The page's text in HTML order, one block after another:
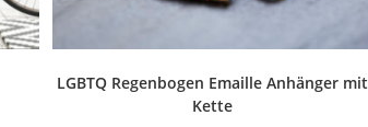
LGBTQ Regenbogen Emaille Anhänger mit
Kette